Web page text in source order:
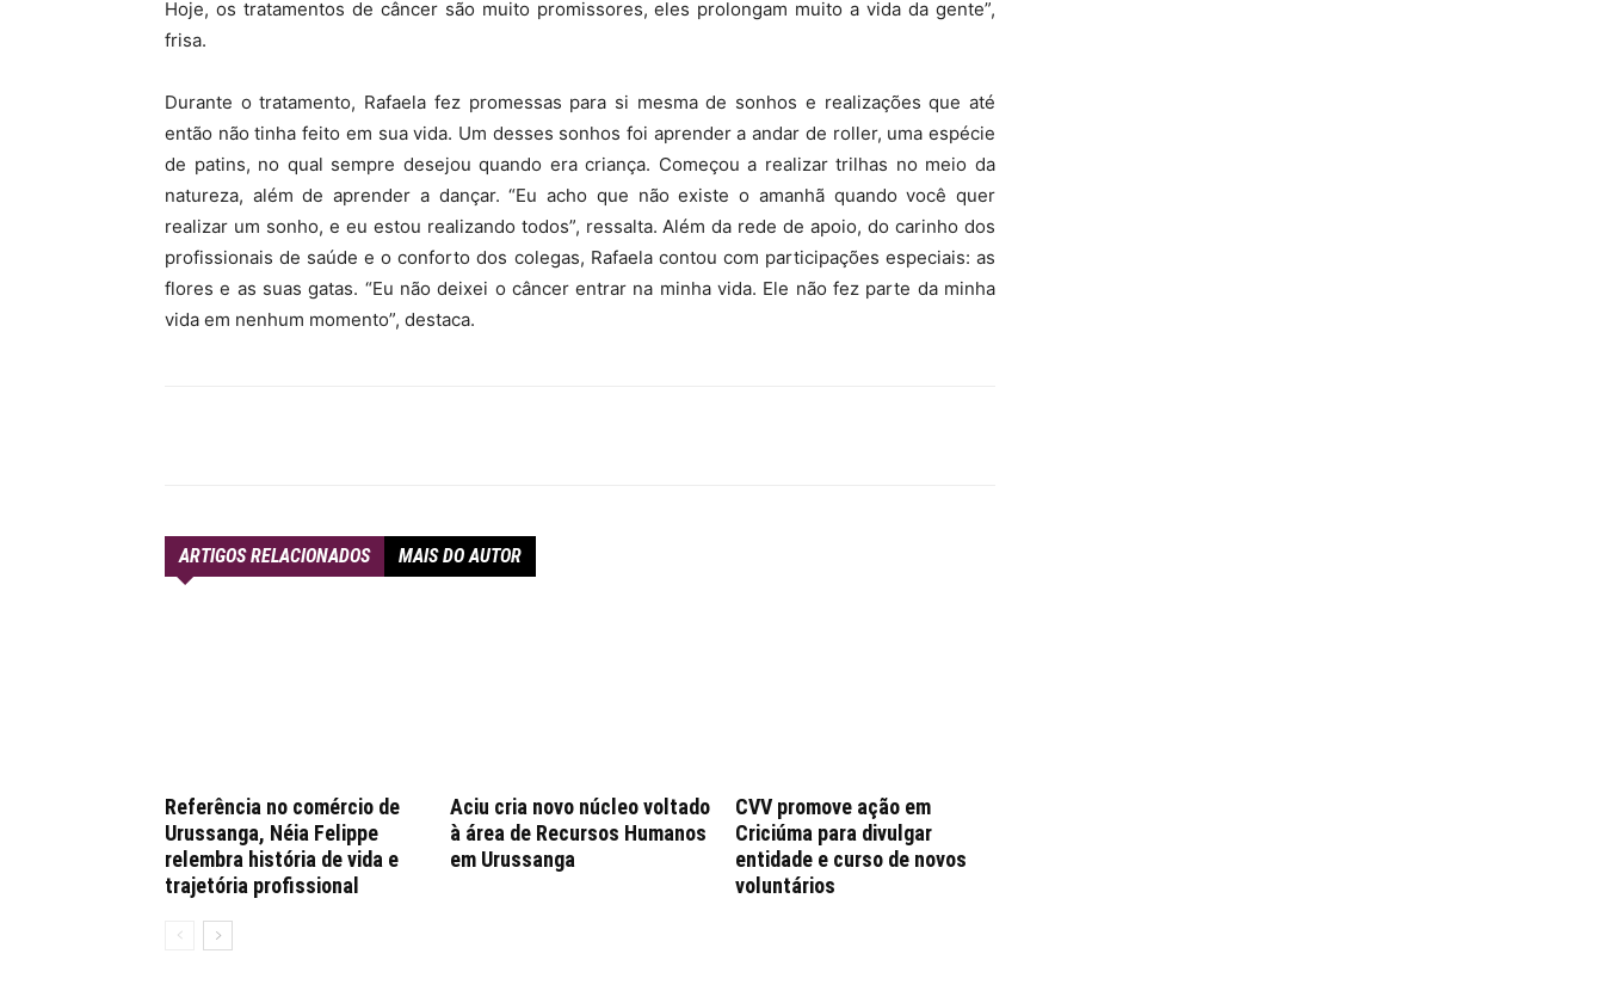
Hoje, os tratamentos de câncer são muito promissores, eles prolongam muito a vida da gente”,
frisa.
Durante o tratamento, Rafaela fez promessas para si mesma de sonhos e realizações que até
então não tinha feito em sua vida. Um desses sonhos foi aprender a andar de roller, uma espécie
de patins, no qual sempre desejou quando era criança. Começou a realizar trilhas no meio da
natureza, além de aprender a dançar. “Eu acho que não existe o amanhã quando você quer
realizar um sonho, e eu estou realizando todos”, ressalta. Além da rede de apoio, do carinho dos
profissionais de saúde e o conforto dos colegas, Rafaela contou com participações especiais: as
flores e as suas gatas. “Eu não deixei o câncer entrar na minha vida. Ele não fez parte da minha
vida em nenhum momento”, destaca.
ARTIGOS RELACIONADOS MAIS DO AUTOR
Referência no comércio de
Urussanga, Néia Felippe
relembra história de vida e
trajetória profissional
Aciu cria novo núcleo voltado
à área de Recursos Humanos
em Urussanga
CVV promove ação em
Criciúma para divulgar
entidade e curso de novos
voluntários